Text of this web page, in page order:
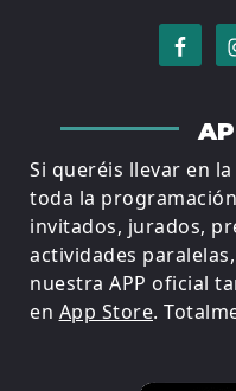
Si queréis llevar en
toda la
invitados, jurados,
actividades
nuestra APP oficial
en App Store.